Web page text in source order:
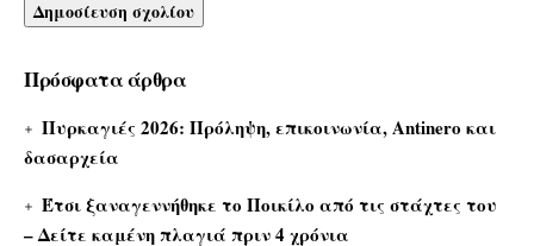
Πρόσφατα άρθρα
Πυρκαγιές 2026: Πρόληψη, επικοινωνία, Antinero και
δασαρχεία
Έτσι ξαναγεννήθηκε το Ποικίλο από τις στάχτες του
– Δείτε καμένη πλαγιά πριν 4 χρόνια